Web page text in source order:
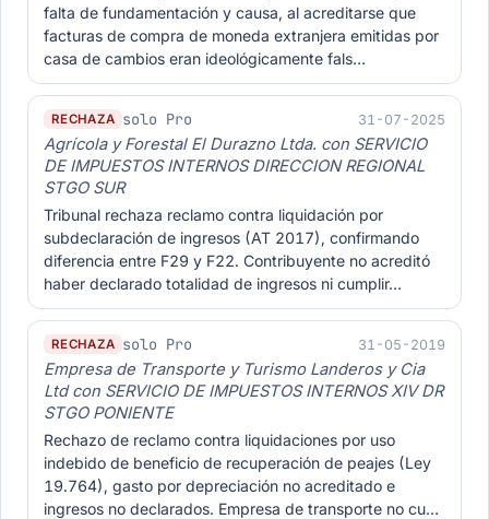
falta de fundamentación y causa, al acreditarse que
facturas de compra de moneda extranjera emitidas por
casa de cambios eran ideológicamente fals…
RECHAZA solo Pro 31-07-2025
Agrícola y Forestal El Durazno Ltda. con SERVICIO
DE IMPUESTOS INTERNOS DIRECCION REGIONAL
STGO SUR
Tribunal rechaza reclamo contra liquidación por
subdeclaración de ingresos (AT 2017), confirmando
diferencia entre F29 y F22. Contribuyente no acreditó
haber declarado totalidad de ingresos ni cumplir…
RECHAZA solo Pro 31-05-2019
Empresa de Transporte y Turismo Landeros y Cia
Ltd con SERVICIO DE IMPUESTOS INTERNOS XIV DR
STGO PONIENTE
Rechazo de reclamo contra liquidaciones por uso
indebido de beneficio de recuperación de peajes (Ley
19.764), gasto por depreciación no acreditado e
ingresos no declarados. Empresa de transporte no cu…